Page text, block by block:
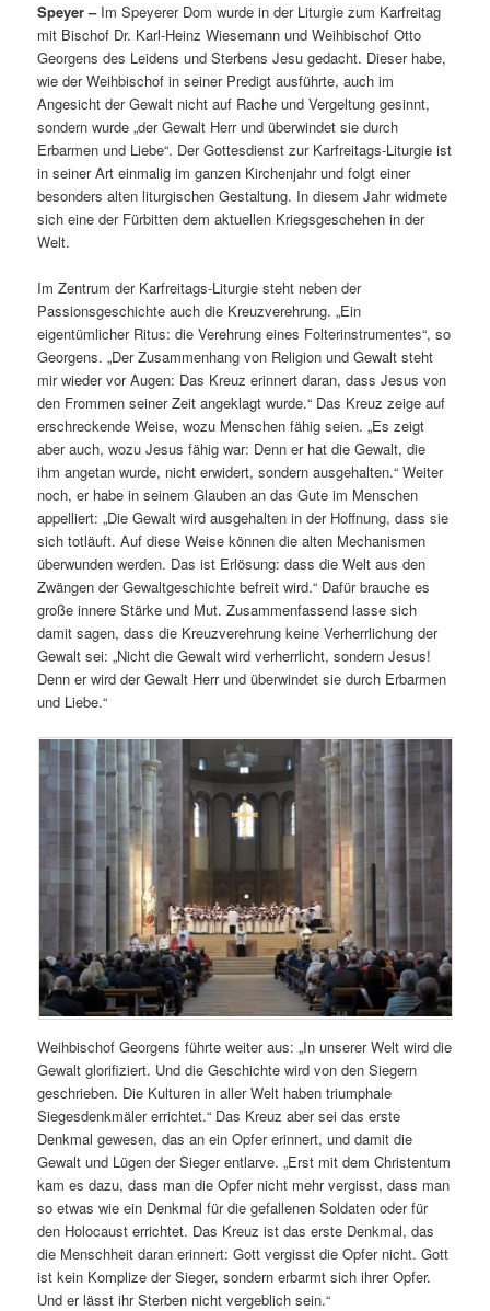
Speyer –Im Speyerer Dom wurde in der Liturgie zum Karfreitag
mit Bischof Dr. Karl-Heinz Wiesemann und Weihbischof Otto
Georgens des Leidens und Sterbens Jesu gedacht. Dieser habe,
wie der Weihbischof in seiner Predigt ausführte, auch im
Angesicht der Gewalt nicht auf Rache und Vergeltung gesinnt,
sondern wurde „der Gewalt Herr und überwindet sie durch
Erbarmen und Liebe“. Der Gottesdienst zur Karfreitags-Liturgie ist
in seiner Art einmalig im ganzen Kirchenjahr und folgt einer
besonders alten liturgischen Gestaltung. In diesem Jahr widmete
sich eine der Fürbitten dem aktuellen Kriegsgeschehen in der
Welt.
Im Zentrum der Karfreitags-Liturgie steht neben der
Passionsgeschichte auch die Kreuzverehrung. „Ein
eigentümlicher Ritus: die Verehrung eines Folterinstrumentes“, so
Georgens. „Der Zusammenhang von Religion und Gewalt steht
mir wieder vor Augen: Das Kreuz erinnert daran, dass Jesus von
den Frommen seiner Zeit angeklagt wurde.“ Das Kreuz zeige auf
erschreckende Weise, wozu Menschen fähig seien. „Es zeigt
aber auch, wozu Jesus fähig war: Denn er hat die Gewalt, die
ihm angetan wurde, nicht erwidert, sondern ausgehalten.“ Weiter
noch, er habe in seinem Glauben an das Gute im Menschen
appelliert: „Die Gewalt wird ausgehalten in der Hoffnung, dass sie
sich totläuft. Auf diese Weise können die alten Mechanismen
überwunden werden. Das ist Erlösung: dass die Welt aus den
Zwängen der Gewaltgeschichte befreit wird.“ Dafür brauche es
große innere Stärke und Mut. Zusammenfassend lasse sich
damit sagen, dass die Kreuzverehrung keine Verherrlichung der
Gewalt sei: „Nicht die Gewalt wird verherrlicht, sondern Jesus!
Denn er wird der Gewalt Herr und überwindet sie durch Erbarmen
und Liebe.“
Weihbischof Georgens führte weiter aus: „In unserer Welt wird die
Gewalt glorifiziert. Und die Geschichte wird von den Siegern
geschrieben. Die Kulturen in aller Welt haben triumphale
Siegesdenkmäler errichtet.“ Das Kreuz aber sei das erste
Denkmal gewesen, das an ein Opfer erinnert, und damit die
Gewalt und Lügen der Sieger entlarve. „Erst mit dem Christentum
kam es dazu, dass man die Opfer nicht mehr vergisst, dass man
so etwas wie ein Denkmal für die gefallenen Soldaten oder für
den Holocaust errichtet. Das Kreuz ist das erste Denkmal, das
die Menschheit daran erinnert: Gott vergisst die Opfer nicht. Gott
ist kein Komplize der Sieger, sondern erbarmt sich ihrer Opfer.
Und er lässt ihr Sterben nicht vergeblich sein.“